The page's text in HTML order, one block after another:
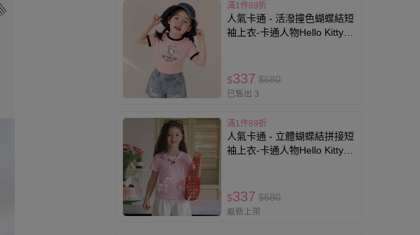
滿1件89折
人氣卡通 - 活潑撞色蝴蝶結短
袖上衣-卡通人物Hello Kitty-
$337 $680
已售出 3
滿1件89折
人氣卡通 - 立體蝴蝶結拼接短
袖上衣-卡通人物Hello Kitty-
$337 $680
最新上架